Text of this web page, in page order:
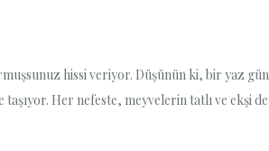
hissi veriyor. Düşünün ki, bir yaz
Her nefeste, meyvelerin tatlı ve ekşi